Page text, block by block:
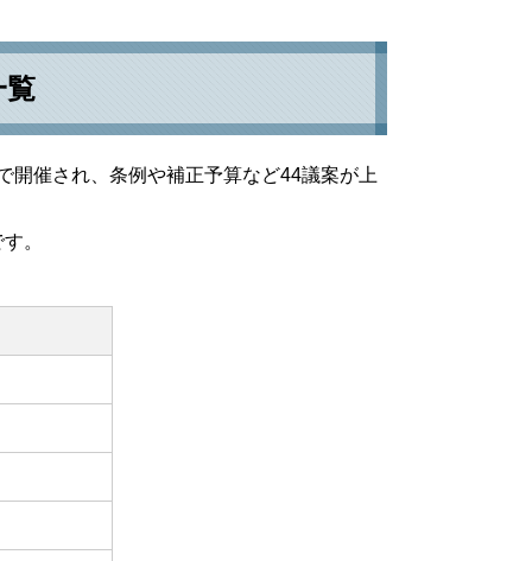
覧
開催され、条例や補正予算など44議案が上
。